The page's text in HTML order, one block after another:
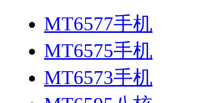
MT6577手机
MT6575手机
MT6573手机